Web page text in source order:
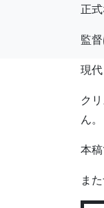
正
監
現
ク
ん。
本
ま